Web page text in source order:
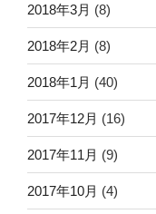
2018年3月 (8)
2018年2月 (8)
2018年1月 (40)
2017年12月 (16)
2017年11月 (9)
2017年10月 (4)